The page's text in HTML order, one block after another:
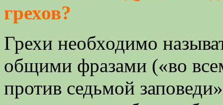
грехов?
Грехи необходимо
общими фразами («во
против седьмой